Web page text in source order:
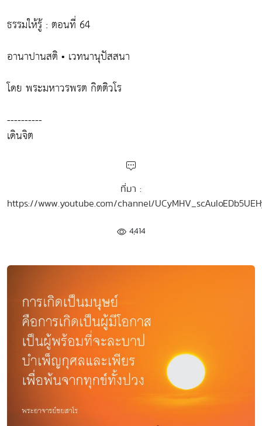
ธรรมให้รู้ : ตอนที่ 64
อานาปานสติ • เวทนานุปัสสนา
โดย พระมหาวรพรต กิตติวโร
----------
เดินจิต
ที่มา :
https://www.youtube.com/channel/
4,414